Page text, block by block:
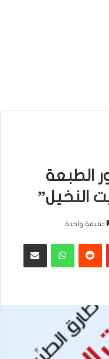
الطبعة
النخيل”
دقيقة واحدة
بينتيريست
‏Reddit واتساب مشاركة عبر البريد